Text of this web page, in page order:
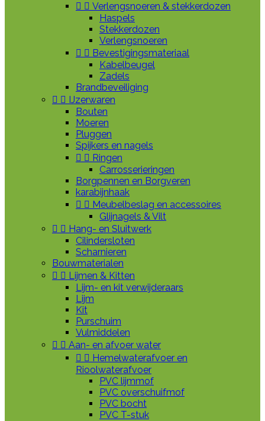
  Verlengsnoeren & stekkerdozen
Haspels
Stekkerdozen
Verlengsnoeren
  Bevestigingsmateriaal
Kabelbeugel
Zadels
Brandbeveiliging
  IJzerwaren
Bouten
Moeren
Pluggen
Spijkers en nagels
  Ringen
Carrosserieringen
Borgpennen en Borgveren
karabijnhaak
  Meubelbeslag en accessoires
Glijnagels & Vilt
  Hang- en Sluitwerk
Cilindersloten
Scharnieren
Bouwmaterialen
  Lijmen & Kitten
Lijm- en kit verwijderaars
Lijm
Kit
Purschuim
Vulmiddelen
  Aan- en afvoer water
  Hemelwaterafvoer en
Rioolwaterafvoer
PVC lijmmof
PVC overschuifmof
PVC bocht
PVC T-stuk